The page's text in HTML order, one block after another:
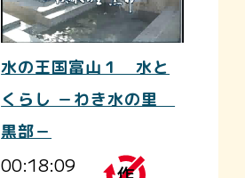
水の王国富山１ 水と
くらし －わき水の里
黒部－
00:18:09